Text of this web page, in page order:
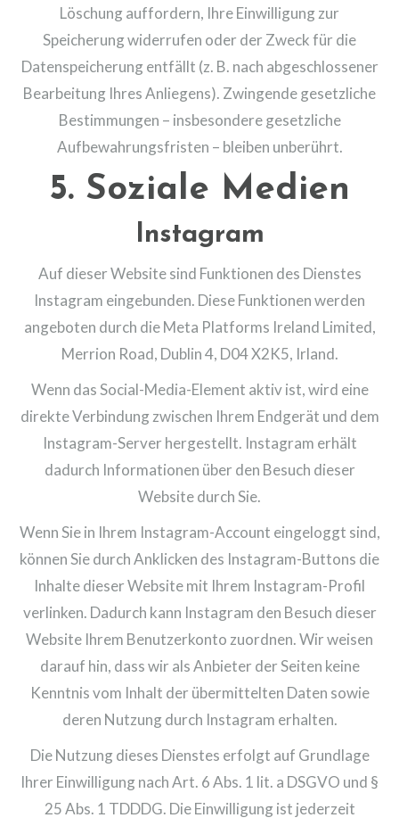
Löschung auffordern, Ihre Einwilligung zur
Speicherung widerrufen oder der Zweck für die
Datenspeicherung entfällt (z. B. nach abgeschlossener
Bearbeitung Ihres Anliegens). Zwingende gesetzliche
Bestimmungen – insbesondere gesetzliche
Aufbewahrungsfristen – bleiben unberührt.
5. Soziale Medien
Instagram
Auf dieser Website sind Funktionen des Dienstes
Instagram eingebunden. Diese Funktionen werden
angeboten durch die Meta Platforms Ireland Limited,
Merrion Road, Dublin 4, D04 X2K5, Irland.
Wenn das Social-Media-Element aktiv ist, wird eine
direkte Verbindung zwischen Ihrem Endgerät und dem
Instagram-Server hergestellt. Instagram erhält
dadurch Informationen über den Besuch dieser
Website durch Sie.
Wenn Sie in Ihrem Instagram-Account eingeloggt sind,
können Sie durch Anklicken des Instagram-Buttons die
Inhalte dieser Website mit Ihrem Instagram-Profil
verlinken. Dadurch kann Instagram den Besuch dieser
Website Ihrem Benutzerkonto zuordnen. Wir weisen
darauf hin, dass wir als Anbieter der Seiten keine
Kenntnis vom Inhalt der übermittelten Daten sowie
deren Nutzung durch Instagram erhalten.
Die Nutzung dieses Dienstes erfolgt auf Grundlage
Ihrer Einwilligung nach Art. 6 Abs. 1 lit. a DSGVO und §
25 Abs. 1 TDDDG. Die Einwilligung ist jederzeit